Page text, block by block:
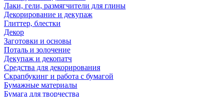
Лаки, гели, размягчители для глины
Декорирование и декупаж
Глиттер, блестки
Декор
Заготовки и основы
Поталь и золочение
Декупаж и декопатч
Средства для декорирования
Скрапбукинг и работа с бумагой
Бумажные материалы
Бумага для творчества